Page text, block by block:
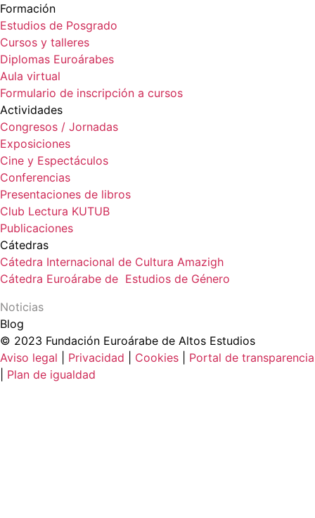
Formación
Estudios de Posgrado
Cursos y talleres
Diplomas Euroárabes
Aula virtual
Formulario de inscripción a cursos
Actividades
Congresos / Jornadas
Exposiciones
Cine y Espectáculos
Conferencias
Presentaciones de libros
Club Lectura KUTUB
Publicaciones
Cátedras
Cátedra Internacional de Cultura Amazigh
Cátedra Euroárabe de Estudios de Género
Noticias
Blog
© 2023 Fundación Euroárabe de Altos Estudios
Aviso legal
Privacidad Cookies
Portal de transparencia
Plan de igualdad